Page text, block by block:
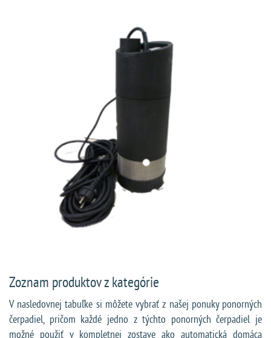
Zoznam produktov z kategórie
V nasledovnej tabuľke si môžete vybrať z našej ponuky ponorných
čerpadiel, pričom každé jedno z týchto ponorných čerpadiel je